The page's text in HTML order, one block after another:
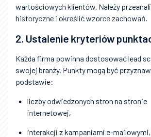
wartościowych klientów. Należy
historyczne i określić wzorce zachowań.
2. Ustalenie kryteriów
Każda firma powinna dostosować lead
swojej branży. Punkty mogą być
podstawie:
liczby odwiedzonych stron na stronie
internetowej,
interakcji z kampaniami e-mailowymi,